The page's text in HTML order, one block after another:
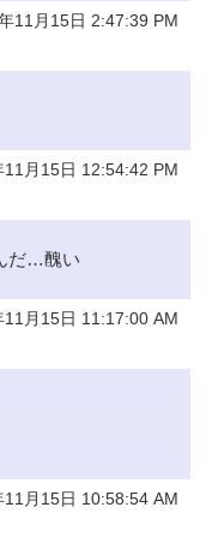
11月15日 2:47:39 PM
11月15日 12:54:42 PM
だ…醜い
11月15日 11:17:00 AM
11月15日 10:58:54 AM